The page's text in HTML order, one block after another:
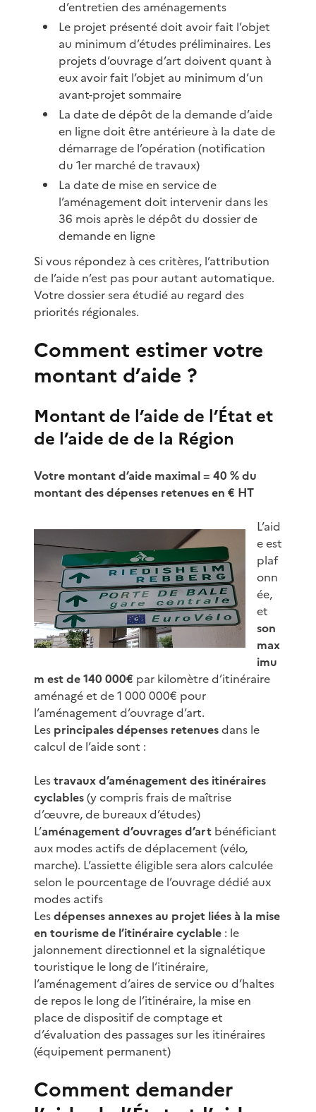
d’entretien des aménagements
Le projet présenté doit avoir fait l’objet
au minimum d’études préliminaires. Les
projets d’ouvrage d’art doivent quant à
eux avoir fait l’objet au minimum d’un
avant-projet sommaire
La date de dépôt de la demande d’aide
en ligne doit être antérieure à la date de
démarrage de l’opération (notification
du 1er marché de travaux)
La date de mise en service de
l’aménagement doit intervenir dans les
36 mois après le dépôt du dossier de
demande en ligne
Si vous répondez à ces critères, l’attribution
de l’aide n’est pas pour autant automatique.
Votre dossier sera étudié au regard des
priorités régionales.
Comment estimer votre
montant d’aide ?
Montant de l’aide de l’État et
de l’aide de de la Région
Votre montant d’aide maximal = 40 % du
montant des dépenses retenues en € HT
L’aid
e est
plaf
onn
ée,
et
son
max
imu
m est de 140 000€ par kilomètre d’itinéraire
aménagé et de 1 000 000€ pour
l’aménagement d’ouvrage d’art.
Les principales dépenses retenuesdans le
calcul de l’aide sont :
Lestravaux d’aménagement des itinéraires
cyclables(y compris frais de maîtrise
d’œuvre, de bureaux d’études)
L’aménagement d’ouvrages d’art bénéficiant
aux modes actifs de déplacement (vélo,
marche). L’assiette éligible sera alors calculée
selon le pourcentage de l’ouvrage dédié aux
modes actifs
Lesdépenses annexes au projet liées à la mise
en tourisme de l’itinéraire cyclable : le
jalonnement directionnel et la signalétique
touristique le long de l’itinéraire,
l’aménagement d’aires de service ou d’haltes
de repos le long de l’itinéraire, la mise en
place de dispositif de comptage et
d’évaluation des passages sur les itinéraires
(équipement permanent)
Comment demander